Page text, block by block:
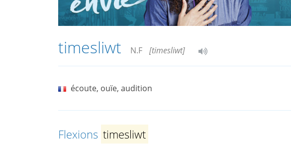
timesliwt N.F [timesliwt]
écoute, ouïe, audition
Flexions timesliwt